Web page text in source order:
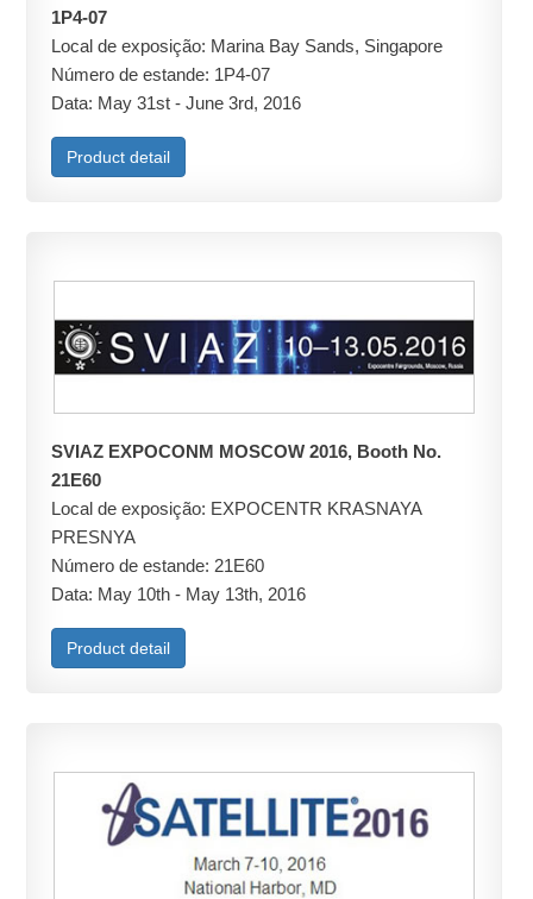
1P4-07
Local de exposição: Marina Bay Sands, Singapore
Número de estande: 1P4-07
Data: May 31st - June 3rd, 2016
Product detail
SVIAZ EXPOCONM MOSCOW 2016, Booth No.
21E60
Local de exposição: EXPOCENTR KRASNAYA
PRESNYA
Número de estande: 21E60
Data: May 10th - May 13th, 2016
Product detail